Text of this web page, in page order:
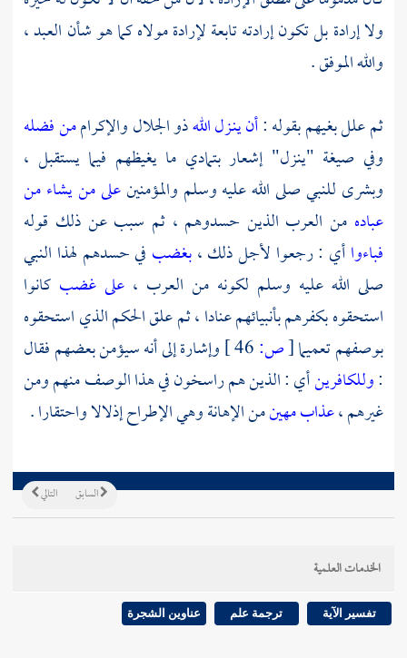
ولا إرادة بل تكون إرادته تابعة لإرادة مولاه كما هو شأن العبد ،
والله الموفق .
ثم علل بغيهم بقوله :أن ينـزل اللهذو الجلال والإكراممن فضله
وفي صيغة "ينزل" إشعار بتمادي ما يغيظهم فيما يستقبل ،
وبشرى للنبي صلى الله عليه وسلم والمؤمنينعلى من يشاء من
عباده من العرب الذين حسدوهم ، ثم سبب عن ذلك قوله
فباءواأي : رجعوا لأجل ذلك ،بغضب في حسدهم لهذا النبي
صلى الله عليه وسلم لكونه من العرب ، على غضب كانوا
استحقوه بكفرهم بأنبيائهم عنادا ، ثم علق الحكم الذي استحقوه
بوصفهم تعميما[ص:
وإشارة إلى أنه سيؤمن بعضهم فقال
:وللكافرينأي : الذين هم راسخون في هذا الوصف منهم ومن
غيرهم ،عذاب مهينمن الإهانة وهي الإطراح إذلالا واحتقارا .
التالي السابق
الخدمات العلمية
تفسير الآية ترجمة علم عناوين الشجرة